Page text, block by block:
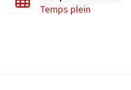
Temps plein